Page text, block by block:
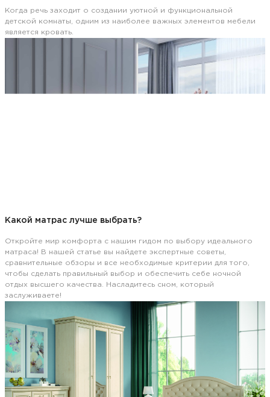
Когда речь заходит о создании уютной и функциональной
детской комнаты, одним из наиболее важных элементов мебели
является кровать.
Какой матрас лучше выбрать?
Откройте мир комфорта с нашим гидом по выбору идеального
матраса! В нашей статье вы найдете экспертные советы,
сравнительные обзоры и все необходимые критерии для того,
чтобы сделать правильный выбор и обеспечить себе ночной
отдых высшего качества. Насладитесь сном, который
заслуживаете!